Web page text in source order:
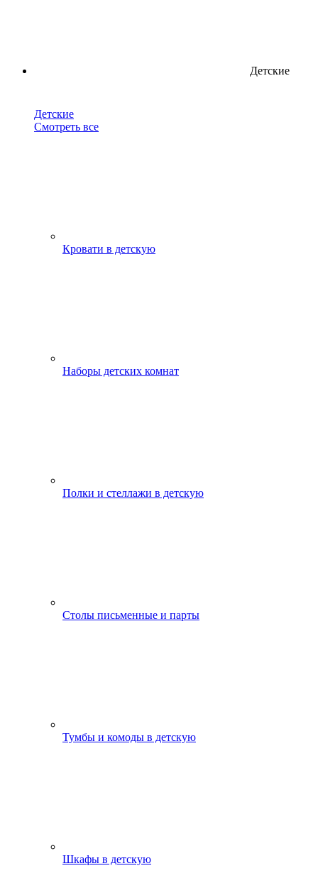
Детские
Детские
Смотреть все
Кровати в детскую
Наборы детских комнат
Полки и стеллажи в детскую
Столы письменные и парты
Тумбы и комоды в детскую
Шкафы в детскую